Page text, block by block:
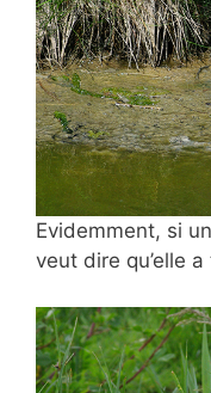
Evidemment, si
veut dire qu’elle